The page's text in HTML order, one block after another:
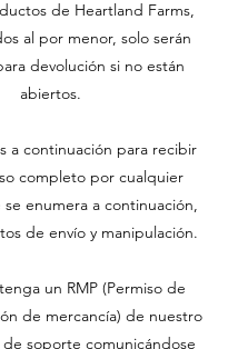
de Heartland Farms,
al por menor, solo serán
devolución si no están
abiertos.
a continuación para recibir
completo por cualquier
enumera a continuación,
de envío y manipulación.
un RMP (Permiso de
de mercancía) de nuestro
soporte comunicándose